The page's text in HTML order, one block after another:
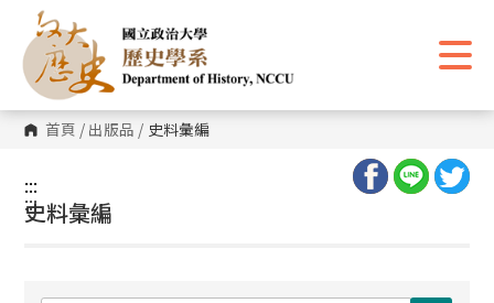
主
要
內
區
塊 首頁 / 出版品 / 史料彙編
:::
:::
史料彙編